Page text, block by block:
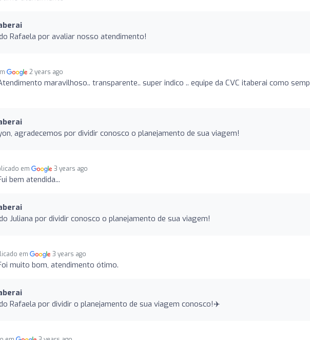
Rafaela por avaliar nosso atendimento!
2 years ago
maravilhoso.. transparente.. super indico .. equipe da CVC itaberai como
agradecemos por dividir conosco o planejamento de sua viagem!
em 3 years ago
bem atendida...
Juliana por dividir conosco o planejamento de sua viagem!
em 3 years ago
muito bom, atendimento ótimo.
Rafaela por dividir o planejamento de sua viagem conosco!✈️